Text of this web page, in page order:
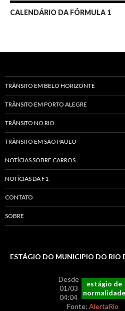
CALENDÁRIO DA FÓRMULA 1
TRÂNSITO EM BELO HORIZONTE
TRÂNSITO EM PORTO ALEGRE
TRÂNSITO NO RIO
TRÂNSITO EM SÃO PAULO
NOTÍCIAS SOBRE CARROS
NOTÍCIAS DA F1
CONTATO
SOBRE
ESTÁGIO DO MUNICIPIO DO RIO
Desde
01/03
04:04
estágio de
normalidade
Fonte: AlertaRio